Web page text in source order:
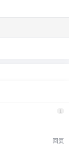
回复